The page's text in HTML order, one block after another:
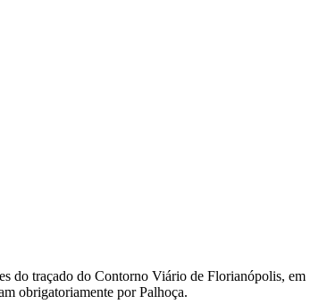
do traçado do Contorno Viário de Florianópolis, em
obrigatoriamente por Palhoça.